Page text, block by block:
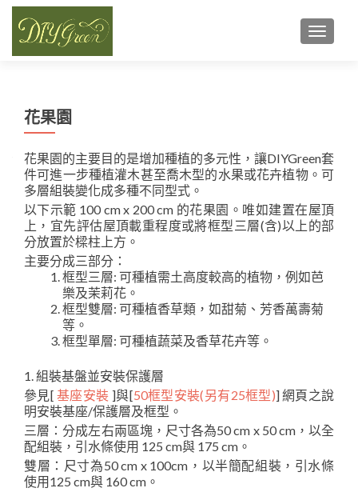
花果園
花果園的主要目的是增加種植的多元性，讓DIYGreen套
件可進一步種植灌木甚至喬木型的水果或花卉植物。可
多層組裝變化成多種不同型式。
以下示範 100 cm x 200 cm 的花果園。唯如建置在屋頂
上，宜先評估屋頂載重程度或將框型三層(含)以上的部
分放置於樑柱上方。
主要分成三部分：
框型三層: 可種植需土高度較高的植物，例如芭
樂及茉莉花。
框型雙層: 可種植香草類，如甜菊、芳香萬壽菊
等。
框型單層: 可種植蔬菜及香草花卉等。
1. 組裝基盤並安裝保護層
參見[基座安裝 ]與[50框型安裝(另有25框型)] 網頁之說
明安裝基座/保護層及框型。
三層：分成左右兩區塊，尺寸各為50 cm x 50 cm，以全
配組裝，引水條使用 125 cm與 175 cm。
雙層：尺寸為50 cm x 100cm，以半簡配組裝，引水條
使用125 cm與 160 cm。